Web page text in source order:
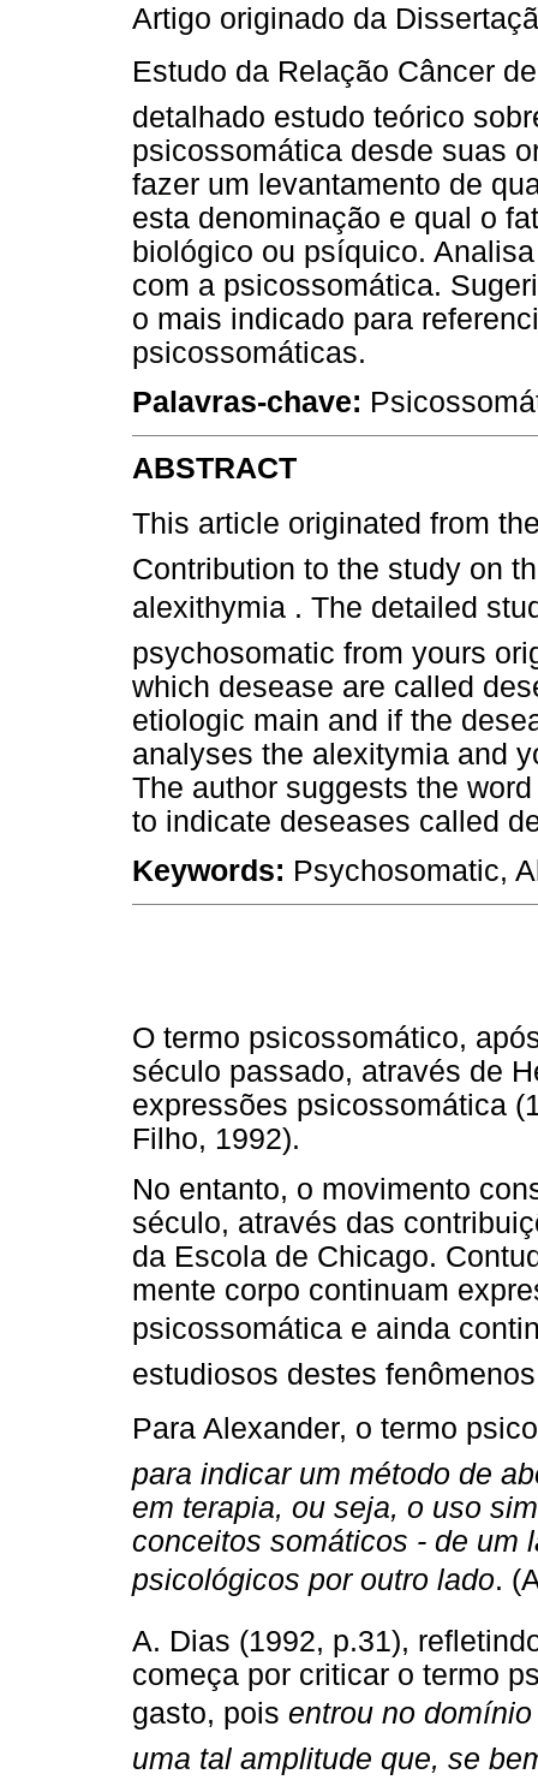
Artigo originado da
Estudo da Relação Câncer
detalhado estudo teórico
psicossomática desde suas
fazer um levantamento de
esta denominação e qual o
biológico ou psíquico.
com a psicossomática.
o mais indicado para
psicossomáticas.
Palavras-chave:
ABSTRACT
This article originated from
Contribution to the study on
alexithymia . The detailed
psychosomatic from yours
which desease are called
etiologic main and if the
analyses the alexitymia and
The author suggests the
to indicate deseases called
Keywords: Psychosomatic,
O termo psicossomático,
século passado, através de
expressões psicossomática
Filho, 1992).
No entanto, o movimento
século, através das
da Escola de Chicago.
mente corpo continuam
psicossomática e ainda
estudiosos destes
Para Alexander, o termo
para indicar um método de
em terapia, ou seja, o uso
conceitos somáticos - de um
psicológicos por outro lado.
A. Dias (1992, p.31),
começa por criticar o termo
gasto, pois entrou no
uma tal amplitude que, se